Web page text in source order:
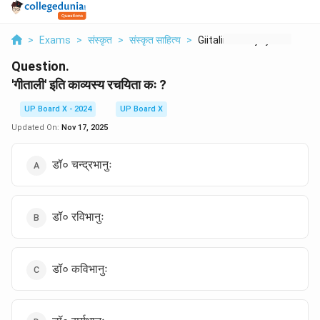
> Exams > संस्कृत > संस्कृत साहित्य > Giitalii Iti Kavysy ...
Question.
'गीताली' इति काव्यस्य रचयिता कः ?
UP Board X - 2024
UP Board X
Updated On: Nov 17, 2025
डॉ० चन्द्रभानुः
डॉ० रविभानुः
डॉ० कविभानुः